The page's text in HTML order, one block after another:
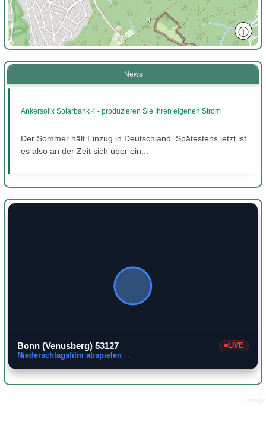
ⓘ
News
Ankersolix Solarbank 4 - produzieren Sie Ihren eigenen Strom
Der Sommer hält Einzug in Deutschland. Spätestens jetzt ist
es also an der Zeit sich über ein...
Bonn (Venusberg) 53127 LIVE
Niederschlagsfilm abspielen →